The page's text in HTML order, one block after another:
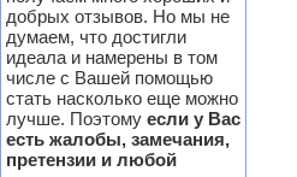
добрых отзывов. Но мы не
думаем, что достигли
идеала и намерены в том
числе с Вашей помощью
стать насколько еще можно
лучше. Поэтому если у Вас
есть жалобы, замечания,
претензии и любой